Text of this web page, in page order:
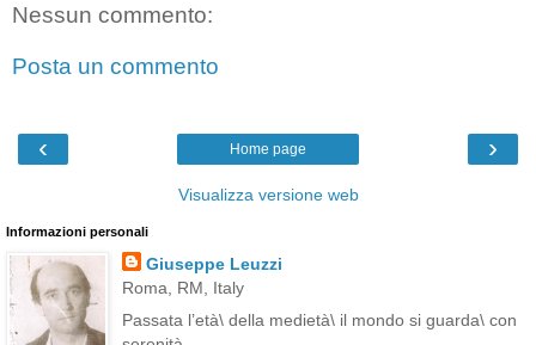
Nessun commento:
Posta un commento
‹ ›
Home page
Visualizza versione web
Informazioni personali
Giuseppe Leuzzi
Roma, RM, Italy
Passata l’età\ della medietà\ il mondo si guarda\ con